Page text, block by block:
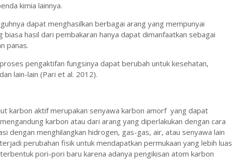
kimia lainnya.
dapat menghasilkan berbagai arang yang mempunyai
biasa hasil dari pembakaran hanya dapat dimanfaatkan sebagai
panas.
pengaktifan fungsinya dapat berubah untuk kesehatan,
lain-lain (Pari et al. 2012).
karbon aktif merupakan senyawa karbon amorf yang dapat
karbon atau dari arang yang diperlakukan dengan cara
dengan menghilangkan hidrogen, gas-gas, air, atau senyawa lain
perubahan fisik untuk mendapatkan permukaan yang lebih luas
pori-pori baru karena adanya pengikisan atom karbon